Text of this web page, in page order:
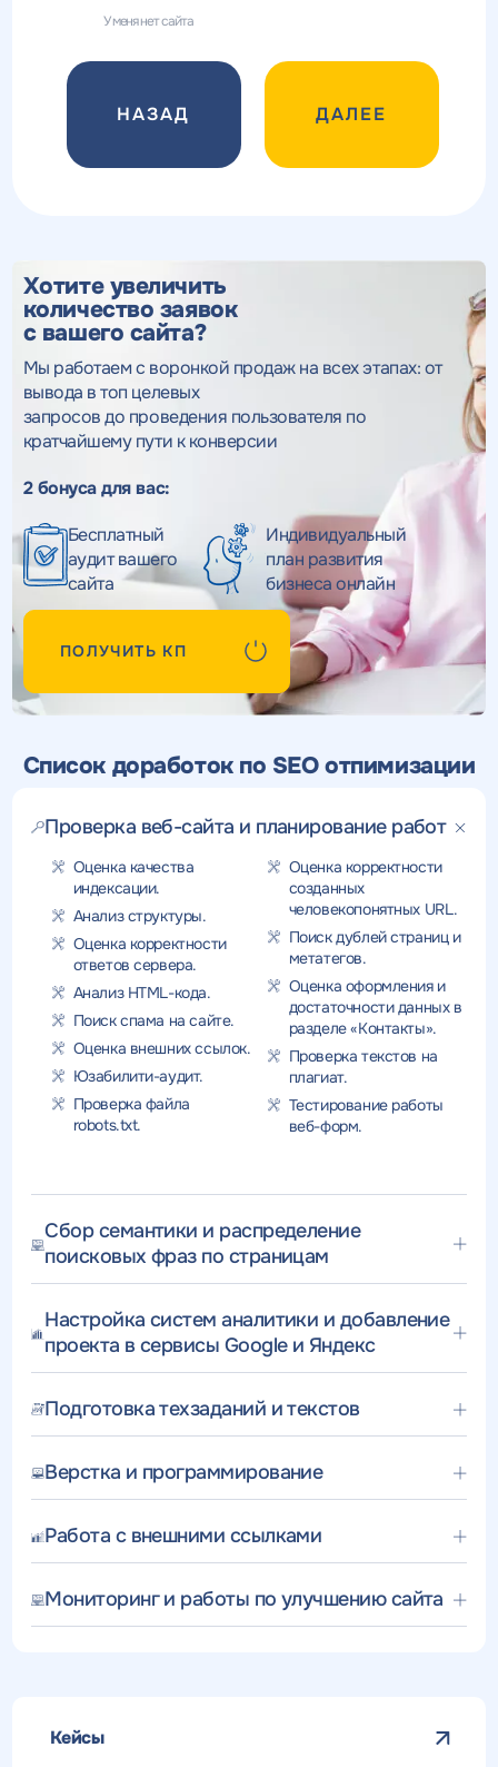
У меня нет сайта
ДАЛЕЕ
Хотите увеличить
количество заявок
с вашего сайта?
Мы работаем с воронкой продаж на всех этапах: от
вывода в топ целевых
запросов до проведения пользователя по
кратчайшему пути к конверсии
2 бонуса для вас:
Бесплатный
аудит вашего
сайта
Индивидуальный
план развития
бизнеса онлайн
ПОЛУЧИТЬ КП
Список доработок по SEO отпимизации
Проверка веб-сайта и планирование работ
Оценка качества
индексации.
Анализ структуры.
Оценка корректности
ответов сервера.
Анализ HTML-кода.
Поиск спама на сайте.
Оценка внешних ссылок.
Юзабилити-аудит.
Проверка файла
robots.txt.
Оценка корректности
созданных
человекопонятных URL.
Поиск дублей страниц и
метатегов.
Оценка оформления и
достаточности данных в
разделе «Контакты».
Проверка текстов на
плагиат.
Тестирование работы
веб-форм.
Сбор семантики и распределение
поисковых фраз по страницам
Настройка систем аналитики и добавление
проекта в сервисы Google и Яндекс
Подготовка техзаданий и текстов
Верстка и программирование
Работа с внешними ссылками
Мониторинг и работы по улучшению сайта
Кейсы